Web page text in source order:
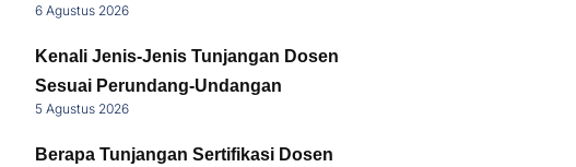
6 Agustus 2026
Kenali Jenis-Jenis Tunjangan Dosen
Sesuai Perundang-Undangan
5 Agustus 2026
Berapa Tunjangan Sertifikasi Dosen